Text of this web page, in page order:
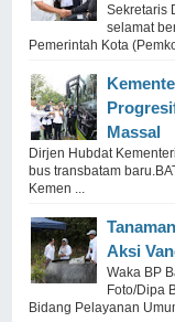
Sekretaris
selamat
Pemerintah Kota
Massal
Dirjen Hubdat
bus transbatam
Kemen ...
Aksi
Waka BP
Foto/Dipa
Bidang Pelayanan